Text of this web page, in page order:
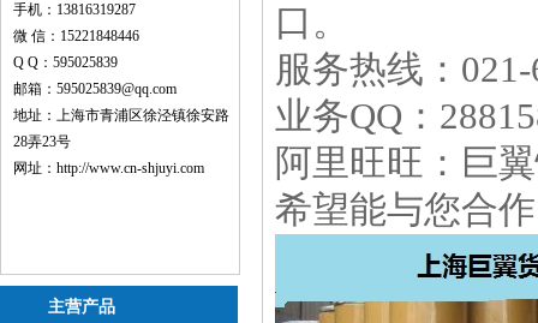
手机：13816319287
微 信：15221848446
Q Q：595025839
邮箱：595025839@qq.com
地址：上海市青浦区徐泾镇徐安路
28弄23号
网址： http://www.cn-shjuyi.com
主营产品
口。
服务热线：
业务QQ：
阿里旺旺：巨
希望能与您合